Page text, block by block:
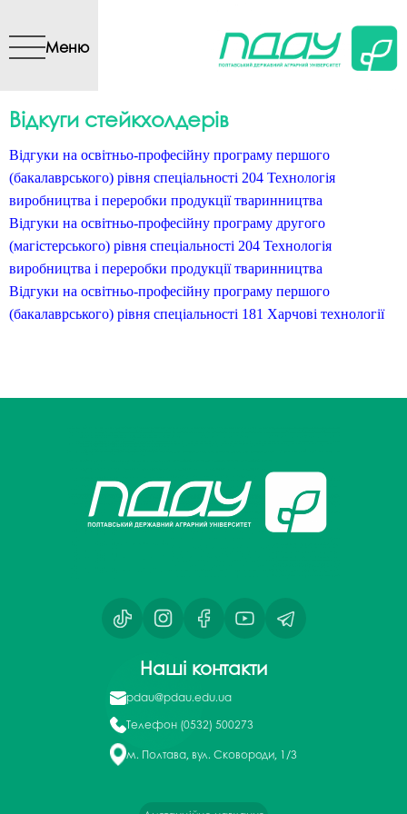
вмісту
Меню
Відкуги стейкхолдерів
Відгуки на освітньо-професійну програму першого
(бакалаврського) рівня спеціальності 204 Технологія
виробництва і переробки продукції тваринництва
Відгуки на освітньо-професійну програму другого
(магістерського) рівня спеціальності 204 Технологія
виробництва і переробки продукції тваринництва
Відгуки на освітньо-професійну програму першого
(бакалаврського) рівня спеціальності 181 Харчові технології
Наші контакти
pdau@pdau.edu.ua
Телефон (0532) 500273
м. Полтава, вул. Сковороди, 1/3